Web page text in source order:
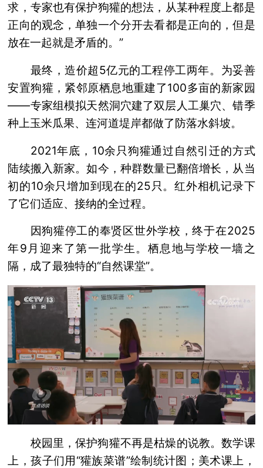
求，专家也有保护狗獾的想法，从某种程度上都是
正向的观念，单独一个分开去看都是正向的，但是
放在一起就是矛盾的。”
最终，造价超5亿元的工程停工两年。为妥善
安置狗獾，紧邻原栖息地重建了100多亩的新家园
——专家组模拟天然洞穴建了双层人工巢穴、错季
种上玉米瓜果、连河道堤岸都做了防落水斜坡。
2021年底，10余只狗獾通过自然引迁的方式
陆续搬入新家。如今，种群数量已翻倍增长，从当
初的10余只增加到现在的25只。红外相机记录下
了它们适应、接纳的全过程。
因狗獾停工的奉贤区世外学校，终于在2025
年9月迎来了第一批学生。栖息地与学校一墙之
隔，成了最独特的“自然课堂”。
校园里，保护狗獾不再是枯燥的说教。数学课
上，孩子们用“獾族菜谱”绘制统计图；美术课上，